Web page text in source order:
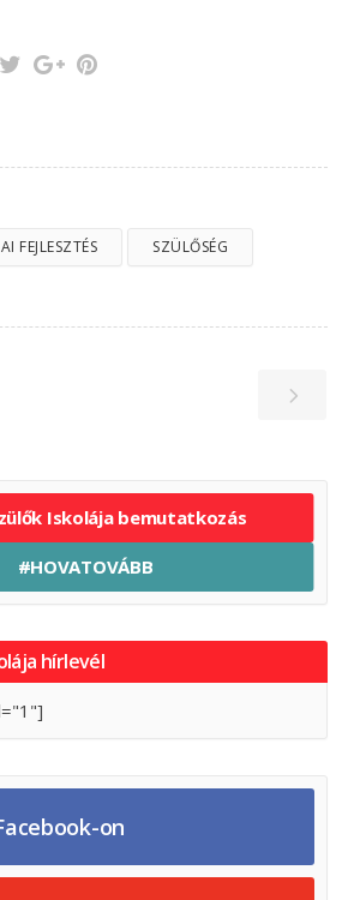
FEJLESZTÉS SZÜLŐSÉG
Iskolája bemutatkozás
#HOVATOVÁBB
hírlevél
on